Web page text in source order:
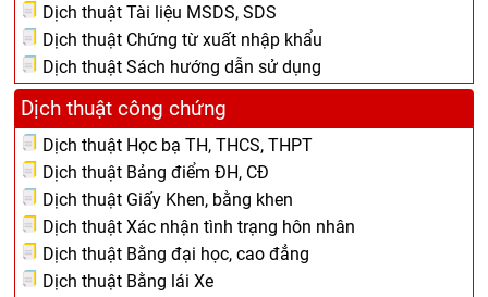
Dịch thuật Tài liệu MSDS, SDS
Dịch thuật Chứng từ xuất nhập khẩu
Dịch thuật Sách hướng dẫn sử dụng
Dịch thuật công chứng
Dịch thuật Học bạ TH, THCS, THPT
Dịch thuật Bảng điểm ĐH, CĐ
Dịch thuật Giấy Khen, bằng khen
Dịch thuật Xác nhận tình trạng hôn nhân
Dịch thuật Bằng đại học, cao đẳng
Dịch thuật Bằng lái Xe